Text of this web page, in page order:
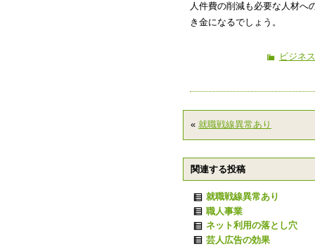
人件費の削減も必要な人材へ
き金になるでしょう。
ビジネ
« 就職戦線異常あり
関連する投稿
就職戦線異常あり
職人事業
ネット利用の落とし穴
芸人広告の効果